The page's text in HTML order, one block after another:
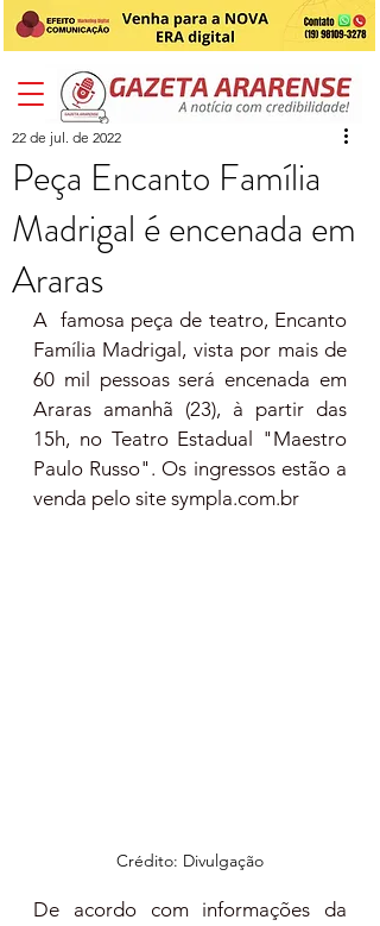
Peça Encanto Família
Madrigal é encenada em
Araras
22 de jul. de 2022
A  famosa peça de teatro, Encanto
Família Madrigal, vista por mais de
60 mil pessoas será encenada em
Araras amanhã (23), à partir das
15h, no Teatro Estadual "Maestro
Paulo Russo". Os ingressos estão a
venda pelo site sympla.com.br
Crédito: Divulgação
De acordo com informações da